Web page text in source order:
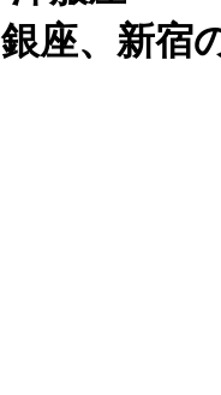
座、新